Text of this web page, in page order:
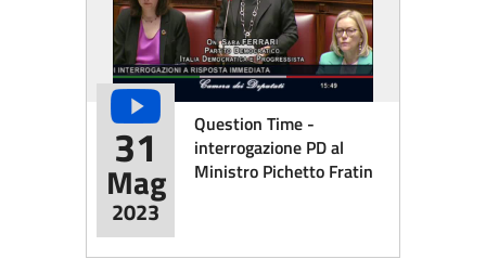
Question Time -
interrogazione PD al
Ministro Pichetto Fratin
31
Mag
2023